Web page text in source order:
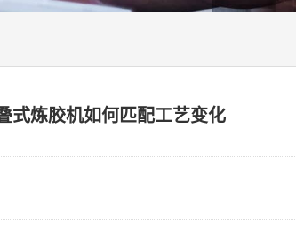
式炼胶机如何匹配工艺变化